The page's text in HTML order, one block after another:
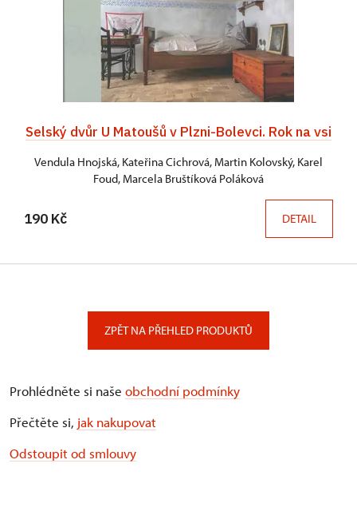
Selský dvůr U Matoušů v Plzni-Bolevci. Rok na vsi
Vendula Hnojská, Kateřina Cichrová, Martin Kolovský, Karel
Foud, Marcela Bruštíková Poláková
190 Kč DETAIL
ZPĚT NA PŘEHLED PRODUKTŮ
Prohlédněte si naše obchodní podmínky
Přečtěte si, jak nakupovat
Odstoupit od smlouvy